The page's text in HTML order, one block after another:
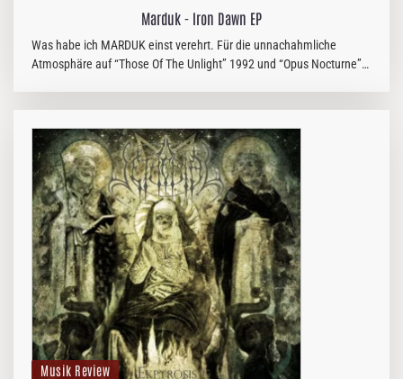
Marduk - Iron Dawn EP
Was habe ich MARDUK einst verehrt. Für die unnachahmliche
Atmosphäre auf “Those Of The Unlight” 1992 und “Opus Nocturne”
Musik Review